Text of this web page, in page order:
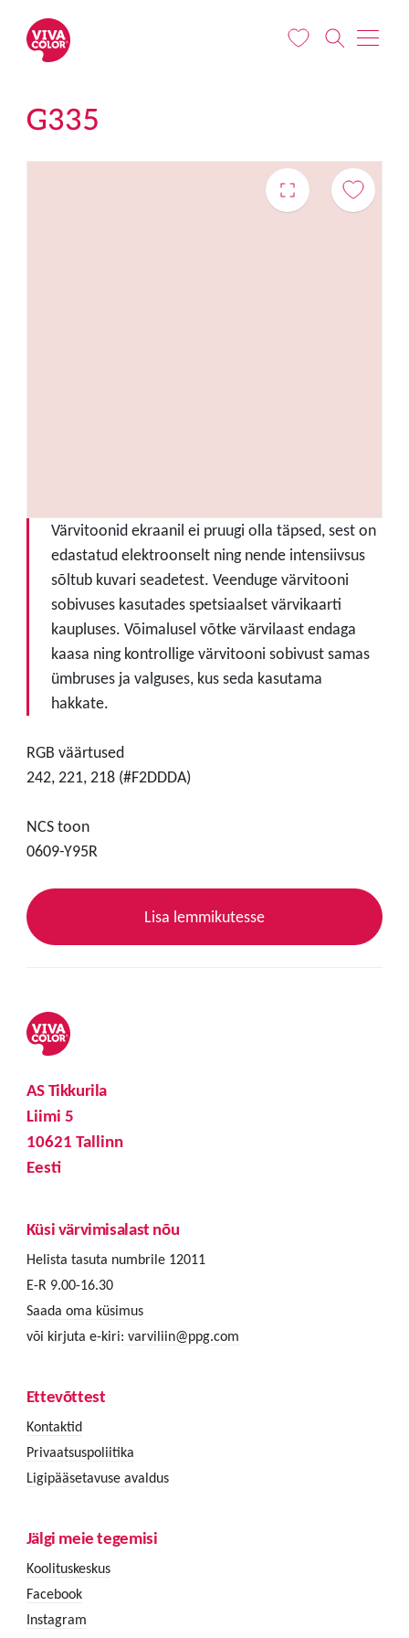
G335
Värvitoonid ekraanil ei pruugi olla täpsed, sest on
edastatud elektroonselt ning nende intensiivsus
sõltub kuvari seadetest. Veenduge värvitooni
sobivuses kasutades spetsiaalset värvikaarti
kaupluses. Võimalusel võtke värvilaast endaga
kaasa ning kontrollige värvitooni sobivust samas
ümbruses ja valguses, kus seda kasutama
hakkate.
RGB väärtused
242, 221, 218 (#F2DDDA)
NCS toon
0609-Y95R
Lisa lemmikutesse
AS Tikkurila
Liimi 5
10621 Tallinn
Eesti
Küsi värvimisalast nõu
Helista tasuta numbrile 12011
E-R 9.00-16.30
Saada oma küsimus
või kirjuta e-kiri: varviliin@ppg.com
Ettevõttest
Kontaktid
Privaatsuspoliitika
Ligipääsetavuse avaldus
Jälgi meie tegemisi
Koolituskeskus
Facebook
Instagram